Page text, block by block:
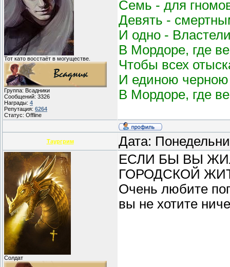
Тот като восстаёт в могуществе.
Группа: Всадники
Сообщений: 3326
Награды: 4
Репутация: 6264
Статус: Offline
Семь - для
Девять -
И одно -
В Мордоре, где
Чтобы всех
И единою черною
В Мордоре, где
Таургрим Дата:
Солдат
ЕСЛИ БЫ ВЫ
ГОРОДСКОЙ
Очень любите
вы не хотите